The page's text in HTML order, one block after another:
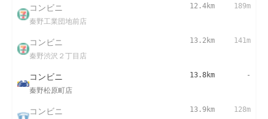
コンビニ
秦野工業団地前店
12.4km 189m
コンビニ
秦野渋沢２丁目店
13.2km 141m
コンビニ
秦野松原町店
13.8km -
コンビニ 13.9km 128m